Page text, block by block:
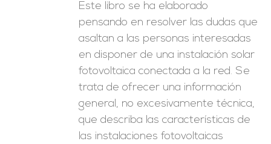
Este libro se ha elaborado
pensando en resolver las dudas que
asaltan a las personas interesadas
en disponer de una instalación solar
fotovoltaica conectada a la red. Se
trata de ofrecer una información
general, no excesivamente técnica,
que describa las características de
las instalaciones fotovoltaicas